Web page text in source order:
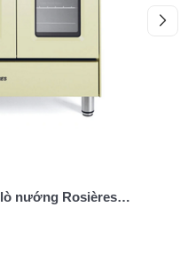
nướng Rosières